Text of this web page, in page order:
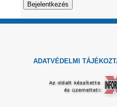
ADATVÉDELMI